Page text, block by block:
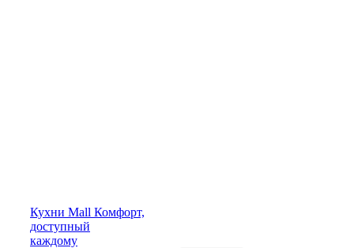
Кухни Mall Комфорт,
доступный
каждому